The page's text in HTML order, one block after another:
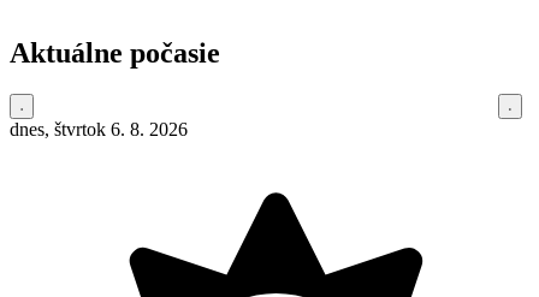
Aktuálne počasie
dnes, štvrtok 6. 8. 2026